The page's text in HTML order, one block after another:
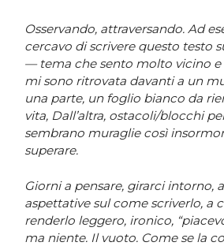
Osservando, attraversando. Ad
cercavo di scrivere questo testo
— tema che sento molto vicino
mi sono ritrovata davanti a un
una parte, un foglio bianco da
vita, Dall’altra, ostacoli/blocchi
sembrano muraglie così
superare.
Giorni a pensare, girarci intorno,
aspettative sul come scriverlo, a
renderlo leggero, ironico,
ma niente. Il vuoto. Come se la